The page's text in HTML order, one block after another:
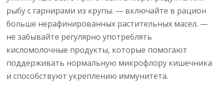
рыбу с гарнирами из крупы. — включайте в рацион
больше нерафинированных растительных масел. —
не забывайте регулярно употреблять
кисломолочные продукты, которые помогают
поддерживать нормальную микрофлору кишечника
и способствуют укреплению иммунитета.